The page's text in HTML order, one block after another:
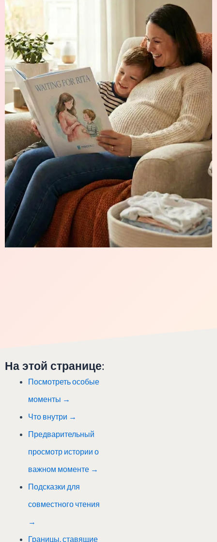
На этой странице:
Посмотреть особые
моменты →
Что внутри →
Предварительный
просмотр истории о
важном моменте →
Подсказки для
совместного чтения
→
Границы, ставящие